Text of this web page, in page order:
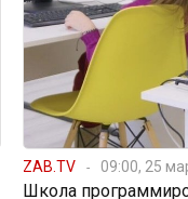
ZAB.TV 09:00, 25
Школа